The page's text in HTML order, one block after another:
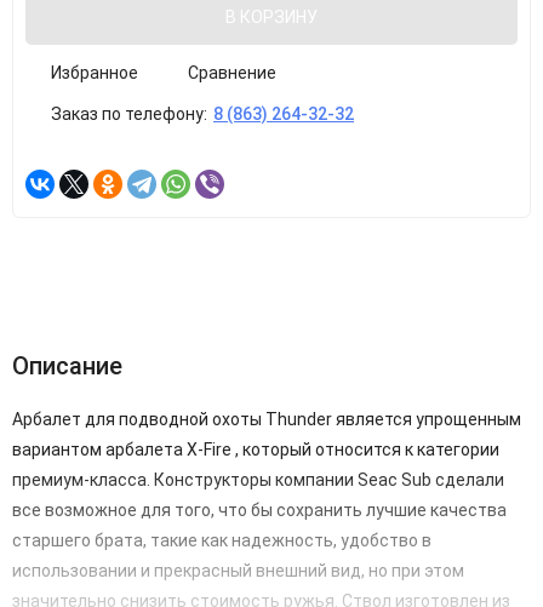
В КОРЗИНУ
Избранное Сравнение
Заказ по телефону: 8 (863) 264-32-32
Описание
Арбалет для подводной охоты Thunder является упрощенным
вариантом арбалета X-Fire , который относится к категории
премиум-класса. Конструкторы компании Seac Sub сделали
все возможное для того, что бы сохранить лучшие качества
старшего брата, такие как надежность, удобство в
использовании и прекрасный внешний вид, но при этом
значительно снизить стоимость ружья. Ствол изготовлен из